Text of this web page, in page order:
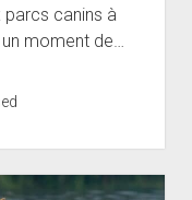
parcs canins à
moment de…